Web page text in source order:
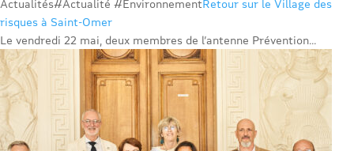
Actualités#Actualité #EnvironnementRetour sur le Village des
risques à Saint-Omer
Le vendredi 22 mai, deux membres de l’antenne Prévention...